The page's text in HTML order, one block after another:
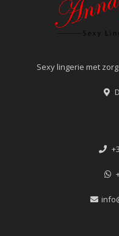
Sexy lingerie met